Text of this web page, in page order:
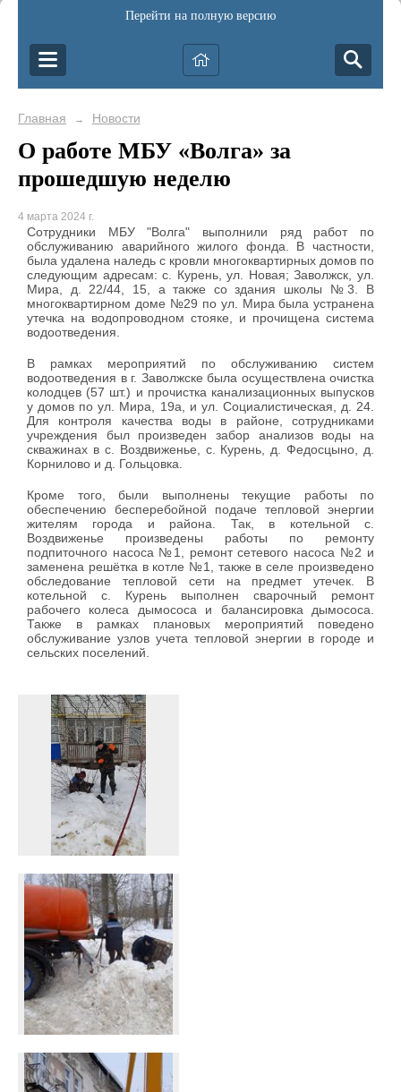
Перейти на полную версию
Главная → Новости
О работе МБУ «Волга» за
прошедшую неделю
4 марта 2024 г.
Сотрудники МБУ "Волга" выполнили ряд работ по
обслуживанию аварийного жилого фонда. В частности,
была удалена наледь с кровли многоквартирных домов по
следующим адресам: с. Курень, ул. Новая; Заволжск, ул.
Мира, д. 22/44, 15, а также со здания школы №3. В
многоквартирном доме №29 по ул. Мира была устранена
утечка на водопроводном стояке, и прочищена система
водоотведения.
В рамках мероприятий по обслуживанию систем
водоотведения в г. Заволжске была осуществлена очистка
колодцев (57 шт.) и прочистка канализационных выпусков
у домов по ул. Мира, 19а, и ул. Социалистическая, д. 24.
Для контроля качества воды в районе, сотрудниками
учреждения был произведен забор анализов воды на
скважинах в с. Воздвиженье, с. Курень, д. Федосцыно, д.
Корнилово и д. Гольцовка.
Кроме того, были выполнены текущие работы по
обеспечению бесперебойной подаче тепловой энергии
жителям города и района. Так, в котельной с.
Воздвиженье произведены работы по ремонту
подпиточного насоса №1, ремонт сетевого насоса №2 и
заменена решётка в котле №1, также в селе произведено
обследование тепловой сети на предмет утечек. В
котельной с. Курень выполнен сварочный ремонт
рабочего колеса дымососа и балансировка дымососа.
Также в рамках плановых мероприятий поведено
обслуживание узлов учета тепловой энергии в городе и
сельских поселений.